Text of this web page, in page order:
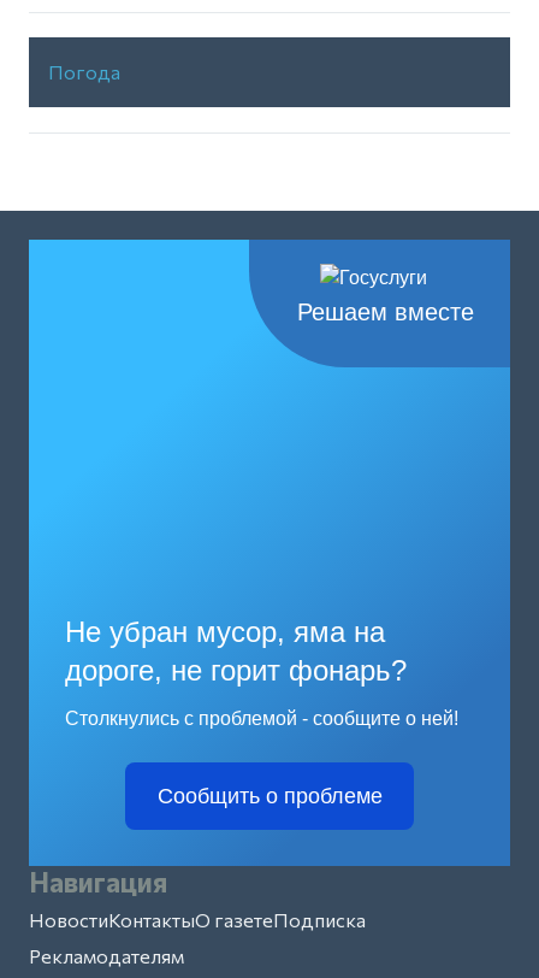
Погода
Решаем вместе
Не убран мусор, яма на
дороге, не горит фонарь?
Столкнулись с проблемой - сообщите о ней!
Сообщить о проблеме
Навигация
НовостиКонтактыО газетеПодписка
Рекламодателям